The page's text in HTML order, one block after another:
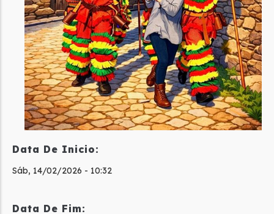
Data De Inicio:
Sáb, 14/02/2026 - 10:32
Data De Fim: